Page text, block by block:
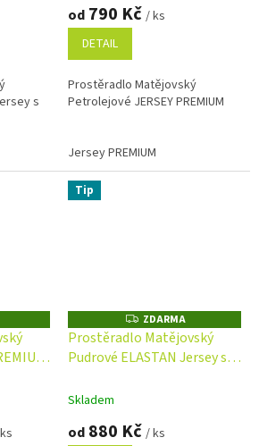
s
od 790 Kč / ks
DETAIL
Prostěradlo Matějovský
Petrolejové JERSEY PREMIUM
Jersey PREMIUM
Tip
Z
D
A
R
ZDARMA
Prostěradlo Matějovský
Pudrové ELASTAN Jersey s
Skladem
od 880 Kč / ks